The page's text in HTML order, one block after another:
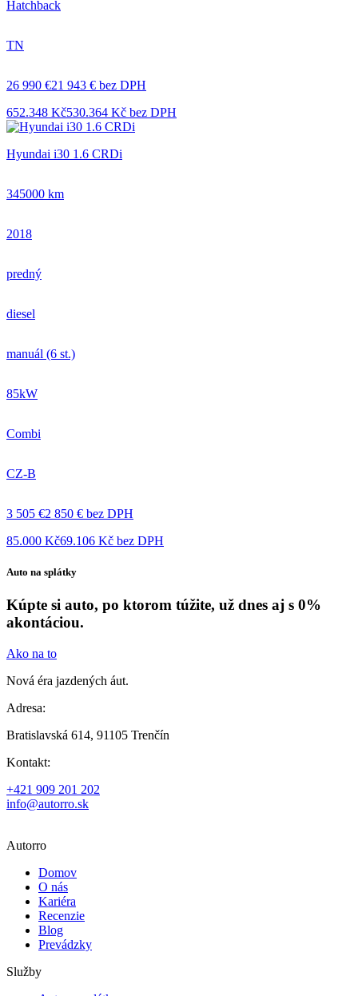
Hatchback
TN
26 990 €21 943 € bez DPH
652.348 Kč530.364 Kč bez DPH
Hyundai i30 1.6 CRDi
345000 km
2018
predný
diesel
manuál (6 st.)
85kW
Combi
CZ-B
3 505 €2 850 € bez DPH
85.000 Kč69.106 Kč bez DPH
Auto na splátky
Kúpte si auto, po ktorom túžite, už dnes aj s 0%
akontáciou.
Ako na to
Nová éra jazdených áut.
Adresa:
Bratislavská 614, 91105 Trenčín
Kontakt:
+421 909 201 202
info@autorro.sk
Autorro
Domov
O nás
Kariéra
Recenzie
Blog
Prevádzky
Služby